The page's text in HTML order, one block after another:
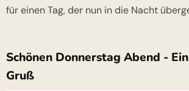
für einen Tag, der nun in die Nacht
Schönen Donnerstag Abend -
Gruß